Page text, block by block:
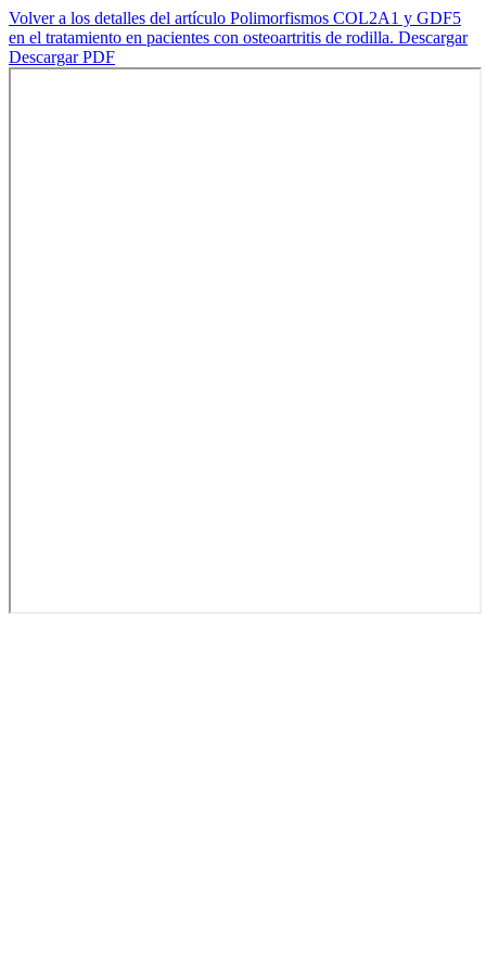
Volver a los detalles del artículo Polimorfismos COL2A1 y GDF5
en el tratamiento en pacientes con osteoartritis de rodilla. Descargar
Descargar PDF